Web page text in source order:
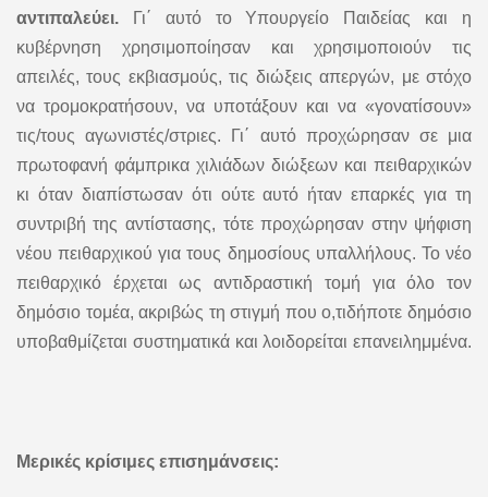
αντιπαλεύει.Γι΄ αυτό το Υπουργείο Παιδείας και η
κυβέρνηση χρησιμοποίησαν και χρησιμοποιούν τις
απειλές, τους εκβιασμούς, τις διώξεις απεργών, με στόχο
να τρομοκρατήσουν, να υποτάξουν και να «γονατίσουν»
τις/τους αγωνιστές/στριες. Γι΄ αυτό προχώρησαν σε μια
πρωτοφανή φάμπρικα χιλιάδων διώξεων και πειθαρχικών
κι όταν διαπίστωσαν ότι ούτε αυτό ήταν επαρκές για τη
συντριβή της αντίστασης, τότε προχώρησαν στην ψήφιση
νέου πειθαρχικού για τους δημοσίους υπαλλήλους. Το νέο
πειθαρχικό έρχεται ως αντιδραστική τομή για όλο τον
δημόσιο τομέα, ακριβώς τη στιγμή που ο,τιδήποτε δημόσιο
υποβαθμίζεται συστηματικά και λοιδορείται επανειλημμένα.
Μερικές κρίσιμες επισημάνσεις: